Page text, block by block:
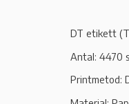
DT etikett
Antal: 4470
Printmetod: